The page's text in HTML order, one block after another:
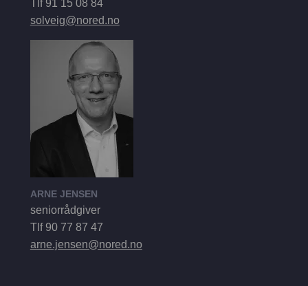
Tlf 91 15 08 84
solveig@nored.no
ARNE JENSEN
seniorrådgiver
Tlf 90 77 87 47
arne.jensen@nored.no